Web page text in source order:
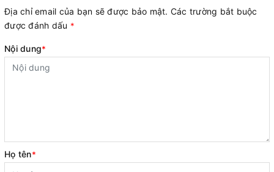
Địa chỉ email của bạn sẽ được bảo mật. Các trường bắt buộc
được đánh dấu *
Nội dung*
Họ tên*